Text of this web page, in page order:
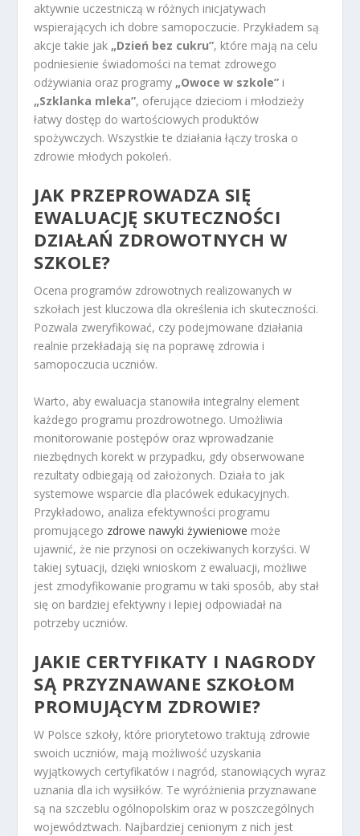
aktywnie uczestniczą w różnych inicjatywach
wspierających ich dobre samopoczucie. Przykładem są
akcje takie jak „Dzień bez cukru”, które mają na celu
podniesienie świadomości na temat zdrowego
odżywiania oraz programy „Owoce w szkole” i
„Szklanka mleka”, oferujące dzieciom i młodzieży
łatwy dostęp do wartościowych produktów
spożywczych. Wszystkie te działania łączy troska o
zdrowie młodych pokoleń.
JAK PRZEPROWADZA SIĘ
EWALUACJĘ SKUTECZNOŚCI
DZIAŁAŃ ZDROWOTNYCH W
SZKOLE?
Ocena programów zdrowotnych realizowanych w
szkołach jest kluczowa dla określenia ich skuteczności.
Pozwala zweryfikować, czy podejmowane działania
realnie przekładają się na poprawę zdrowia i
samopoczucia uczniów.
Warto, aby ewaluacja stanowiła integralny element
każdego programu prozdrowotnego. Umożliwia
monitorowanie postępów oraz wprowadzanie
niezbędnych korekt w przypadku, gdy obserwowane
rezultaty odbiegają od założonych. Działa to jak
systemowe wsparcie dla placówek edukacyjnych.
Przykładowo, analiza efektywności programu
promującego zdrowe nawyki żywieniowe może
ujawnić, że nie przynosi on oczekiwanych korzyści. W
takiej sytuacji, dzięki wnioskom z ewaluacji, możliwe
jest zmodyfikowanie programu w taki sposób, aby stał
się on bardziej efektywny i lepiej odpowiadał na
potrzeby uczniów.
JAKIE CERTYFIKATY I NAGRODY
SĄ PRZYZNAWANE SZKOŁOM
PROMUJĄCYM ZDROWIE?
W Polsce szkoły, które priorytetowo traktują zdrowie
swoich uczniów, mają możliwość uzyskania
wyjątkowych certyfikatów i nagród, stanowiących wyraz
uznania dla ich wysiłków. Te wyróżnienia przyznawane
są na szczeblu ogólnopolskim oraz w poszczególnych
województwach. Najbardziej cenionym z nich jest